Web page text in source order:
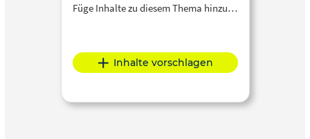
Füge Inhalte zu diesem Thema hinzu…
Inhalte vorschlagen